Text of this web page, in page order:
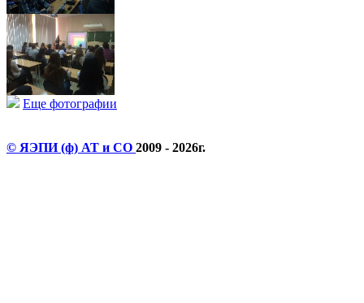
Еще фотографии
© ЯЭПИ (ф) АТ и СО 2009 - 2026г.